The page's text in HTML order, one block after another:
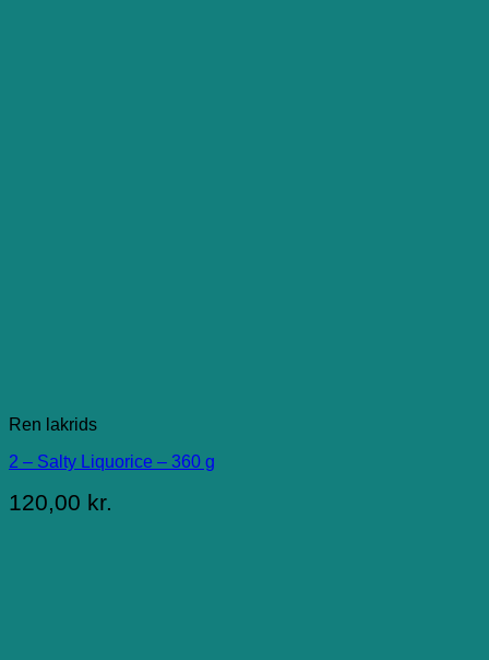
Ren lakrids
2 – Salty Liquorice – 360 g
120,00 kr.